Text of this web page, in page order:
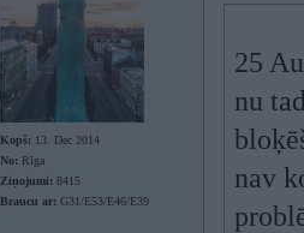
Kopš: 13. Dec 2014
No: Rīga
Ziņojumi: 8415
Braucu ar: G31/E53/E46/E39
25
nu
nav